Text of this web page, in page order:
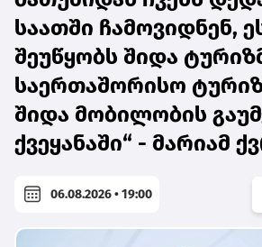
საათში ჩამოვიდნენ,
შეუწყობს შიდა
საერთაშორისო
შიდა მობილობის
ქვეყანაში“ - მარიამ
06.08.2026 • 19:00